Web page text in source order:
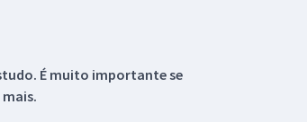
É muito importante se